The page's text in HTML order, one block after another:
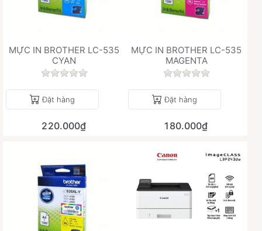
MỰC IN BROTHER LC-535
CYAN
Chưa có đánh giá nào cho sản phẩm này.
Đặt hàng
220.000₫
MỰC IN BROTHER LC-535
MAGENTA
Chưa có đánh giá
Đặt hàng
180.000₫